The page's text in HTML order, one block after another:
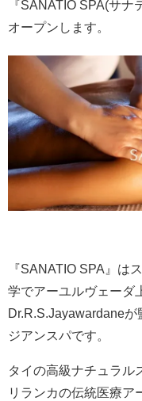
『SANATIO SPA(サ
オープンします。
『SANATIO SPA』は
学でアーユルヴェーダ
Dr.R.S.Jayawardane
ジアンスパです。
タイの高級ナチュラル
リランカの伝統医療ア